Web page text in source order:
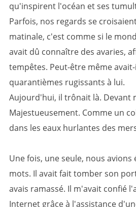
qu'inspirent l'océan et ses
Parfois, nos regards se
matinale, c'est comme si le
avait dû connaître des avaries,
tempêtes. Peut-être même
quarantièmes rugissants à lui.
Aujourd'hui, il trônait là. Devant
Majestueusement. Comme un
dans les eaux hurlantes des
Une fois, une seule, nous avions
mots. Il avait fait tomber son
avais ramassé. Il m'avait confié
Internet grâce à l'assistance